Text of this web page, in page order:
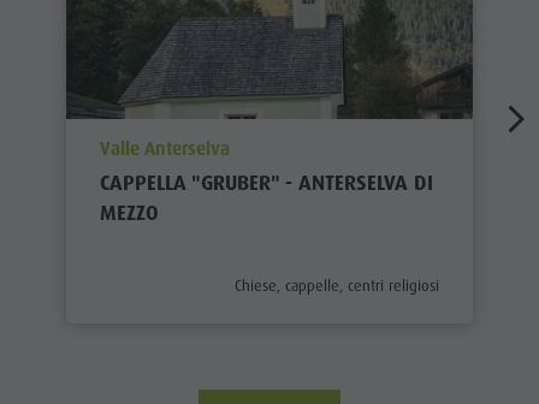
aria.poi_location_prefix
Valle Anterselva
CAPPELLA "GRUBER" - ANTERSELVA DI
MEZZO
aria.poi_category_prefix
Chiese, cappelle, centri religiosi